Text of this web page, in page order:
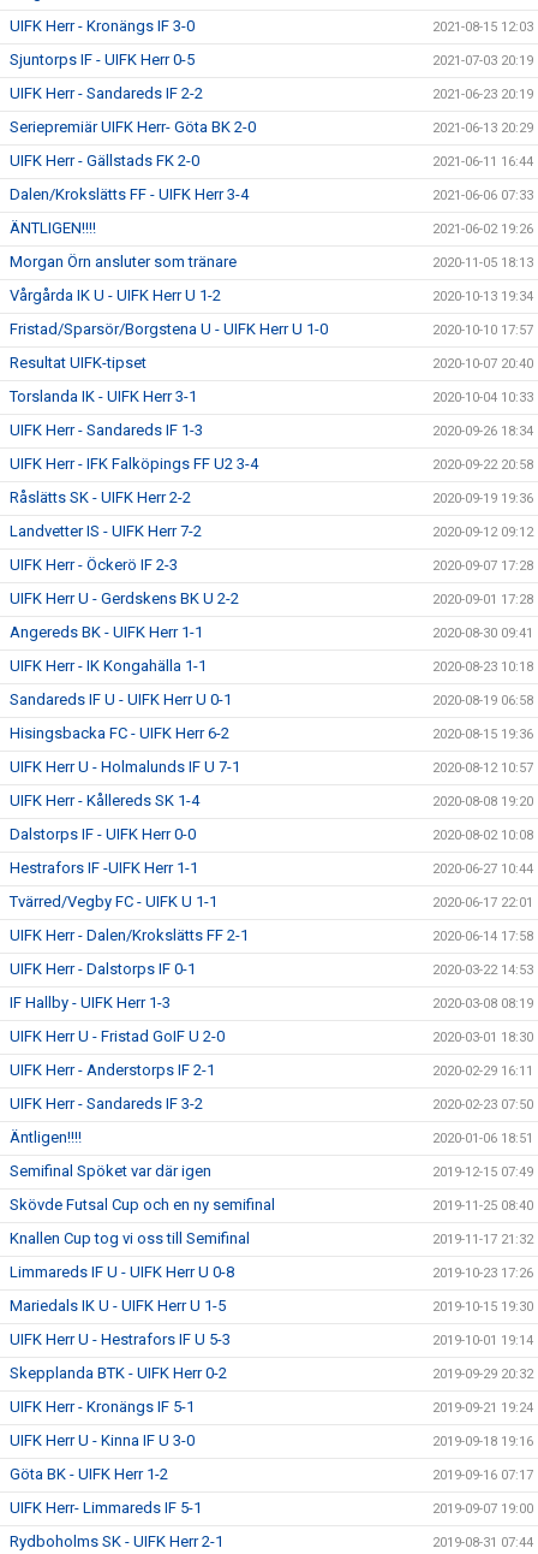
UIFK Herr - Kronängs IF 3-0 2021-08-15 12:03
Sjuntorps IF - UIFK Herr 0-5 2021-07-03 20:19
UIFK Herr - Sandareds IF 2-2 2021-06-23 20:19
Seriepremiär UIFK Herr- Göta BK 2-0 2021-06-13 20:29
UIFK Herr - Gällstads FK 2-0 2021-06-11 16:44
Dalen/Krokslätts FF - UIFK Herr 3-4 2021-06-06 07:33
ÄNTLIGEN!!!! 2021-06-02 19:26
Morgan Örn ansluter som tränare 2020-11-05 18:13
Vårgårda IK U - UIFK Herr U 1-2 2020-10-13 19:34
Fristad/Sparsör/Borgstena U - UIFK Herr U 1-0 2020-10-10 17:57
Resultat UIFK-tipset 2020-10-07 20:40
Torslanda IK - UIFK Herr 3-1 2020-10-04 10:33
UIFK Herr - Sandareds IF 1-3 2020-09-26 18:34
UIFK Herr - IFK Falköpings FF U2 3-4 2020-09-22 20:58
Råslätts SK - UIFK Herr 2-2 2020-09-19 19:36
Landvetter IS - UIFK Herr 7-2 2020-09-12 09:12
UIFK Herr - Öckerö IF 2-3 2020-09-07 17:28
UIFK Herr U - Gerdskens BK U 2-2 2020-09-01 17:28
Angereds BK - UIFK Herr 1-1 2020-08-30 09:41
UIFK Herr - IK Kongahälla 1-1 2020-08-23 10:18
Sandareds IF U - UIFK Herr U 0-1 2020-08-19 06:58
Hisingsbacka FC - UIFK Herr 6-2 2020-08-15 19:36
UIFK Herr U - Holmalunds IF U 7-1 2020-08-12 10:57
UIFK Herr - Kållereds SK 1-4 2020-08-08 19:20
Dalstorps IF - UIFK Herr 0-0 2020-08-02 10:08
Hestrafors IF -UIFK Herr 1-1 2020-06-27 10:44
Tvärred/Vegby FC - UIFK U 1-1 2020-06-17 22:01
UIFK Herr - Dalen/Krokslätts FF 2-1 2020-06-14 17:58
UIFK Herr - Dalstorps IF 0-1 2020-03-22 14:53
IF Hallby - UIFK Herr 1-3 2020-03-08 08:19
UIFK Herr U - Fristad GoIF U 2-0 2020-03-01 18:30
UIFK Herr - Anderstorps IF 2-1 2020-02-29 16:11
UIFK Herr - Sandareds IF 3-2 2020-02-23 07:50
Äntligen!!!! 2020-01-06 18:51
Semifinal Spöket var där igen 2019-12-15 07:49
Skövde Futsal Cup och en ny semifinal 2019-11-25 08:40
Knallen Cup tog vi oss till Semifinal 2019-11-17 21:32
Limmareds IF U - UIFK Herr U 0-8 2019-10-23 17:26
Mariedals IK U - UIFK Herr U 1-5 2019-10-15 19:30
UIFK Herr U - Hestrafors IF U 5-3 2019-10-01 19:14
Skepplanda BTK - UIFK Herr 0-2 2019-09-29 20:32
UIFK Herr - Kronängs IF 5-1 2019-09-21 19:24
UIFK Herr U - Kinna IF U 3-0 2019-09-18 19:16
Göta BK - UIFK Herr 1-2 2019-09-16 07:17
UIFK Herr- Limmareds IF 5-1 2019-09-07 19:00
Rydboholms SK - UIFK Herr 2-1 2019-08-31 07:44